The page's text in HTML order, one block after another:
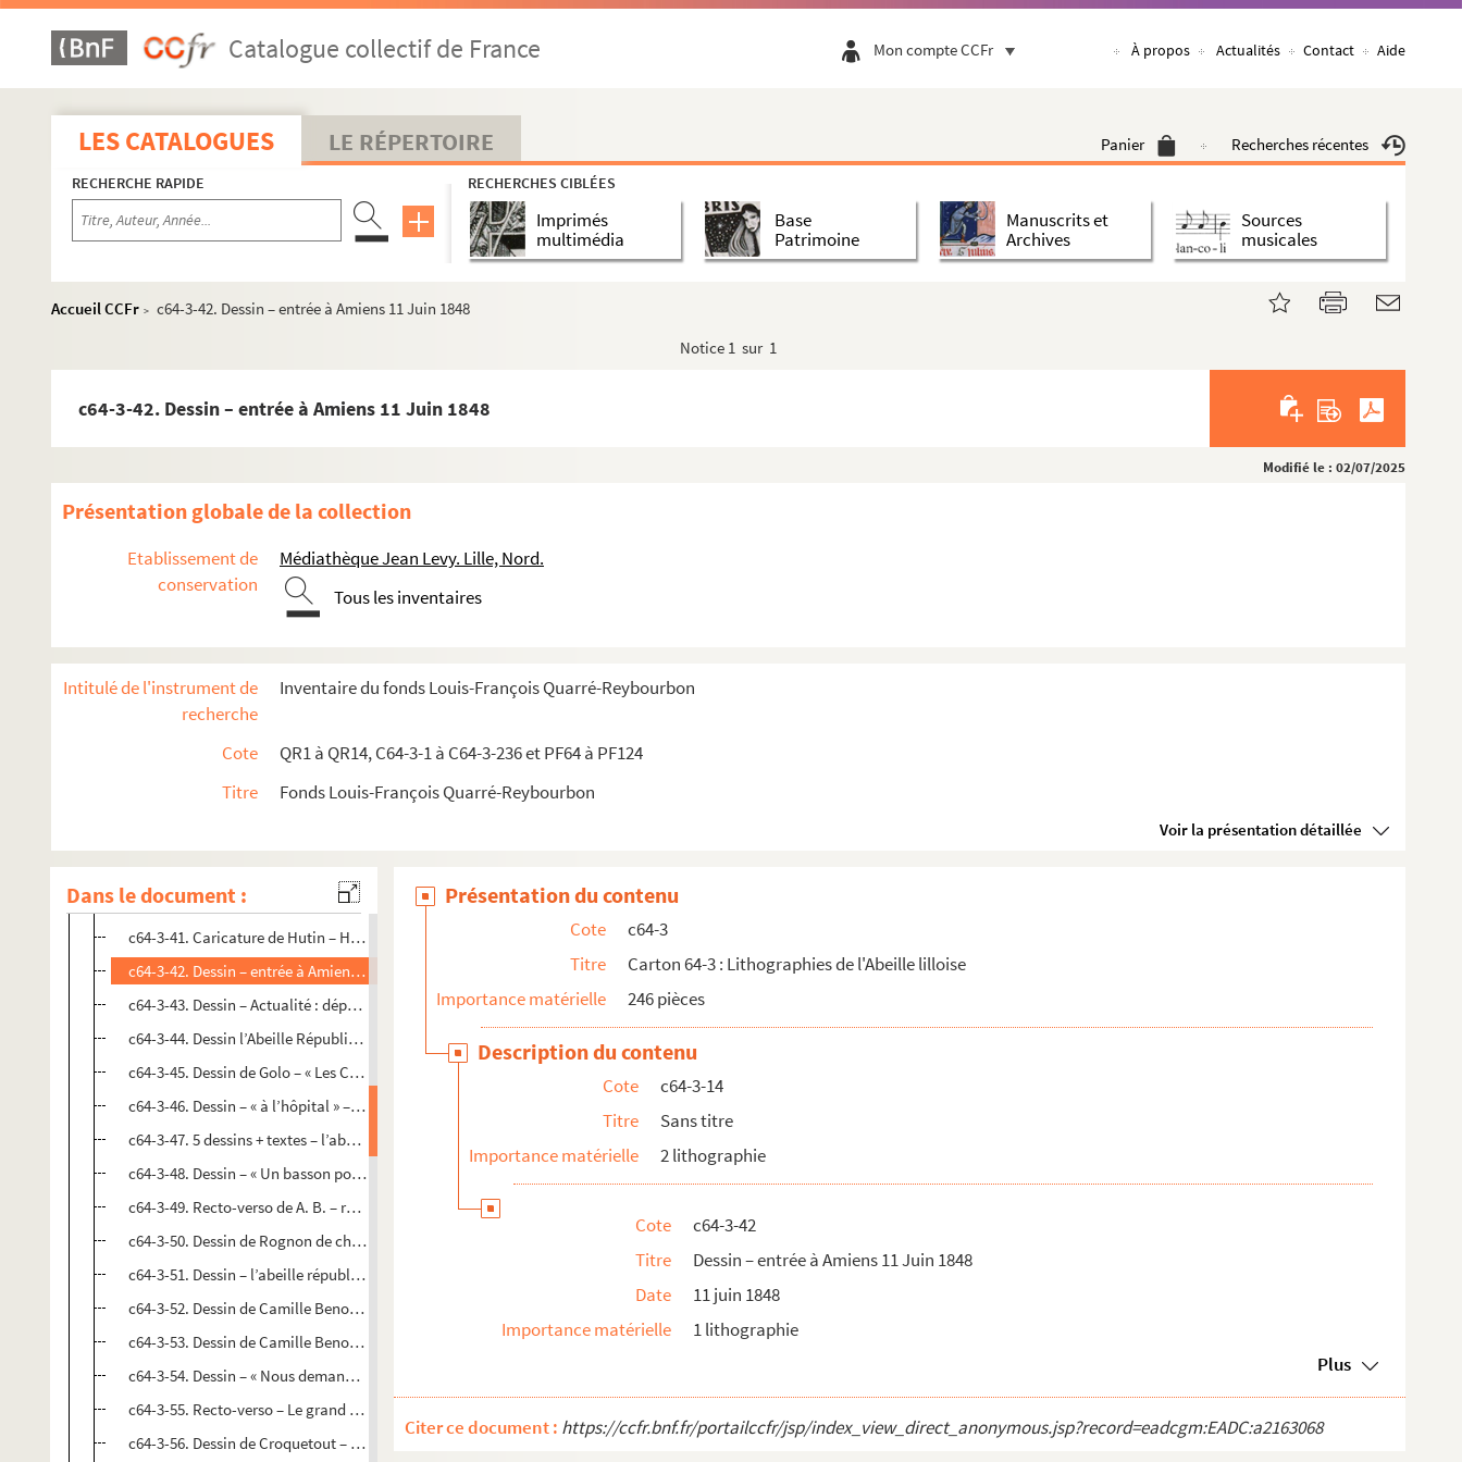
Catalogue collectif de France Mon compte CCFr À propos Actualités Contact Aide
LES CATALOGUES LE RÉPERTOIRE Panier Recherches récentes
RECHERCHE RAPIDE RECHERCHES CIBLÉES
Imprimés
multimédia
Base
Patrimoine
Manuscrits et
Archives
Sources
musicales
Accueil CCFr > c64-3-42. Dessin – entrée à Amiens 11 Juin 1848
Notice 1 sur 1
c64-3-42. Dessin – entrée à Amiens 11 Juin 1848
Modifié le : 02/07/2025
Présentation globale de la collection
Etablissement de
conservation
Médiathèque Jean Levy. Lille, Nord.
Tous les inventaires
Intitulé de l'instrument de
recherche
Inventaire du fonds Louis-François Quarré-Reybourbon
Cote
QR1 à QR14, C64-3-1 à C64-3-236 et PF64 à PF124
Titre
Fonds Louis-François Quarré-Reybourbon
Voir la présentation détaillée
Dans le document :
c64-3-15. Dessin – Organisation de l’ordre judiciaire
c64-3-16. Dessin de Camille Benoit (lith. Bracke)
c64-3-17. 4 dessins – souvenirs du carnaval – Camille Benoit
c64-3-18. 4 dessins – Le bal
c64-3-19. Dessin – « Une fantaisie de Mr. Laroche », dessin de Trognon 1848
c64-3-20. 4 dessins – Un peu de tout
c64-3-21. 2 dessins + textes « Les deux bonnets de coton dégommés »
c64-3-25. Dessin crayon – chat et général « T’es trop p’tit que j’te dis »
c64-3-28. Dessin + texte – « grand revue du Général Chamaillard » de Trognon de chou
c64-3-30. Dessin – « Belle tête mais de cervelle point ». De C. B.
c64-3-31. Dessin de Croquetout – « Les carcans »
c64-3-33. Caricature crayon de C. B. homme barbu écrasant du pied les insignes royaux et tenant dans la main u...
c64-3-34. Dessin crayon de Mallina – homme parlant avec une concierge Mme Laizardé
c64-3-36. Dessin – L’abeille républicaine – Le gamin de Paris de M. A. – 23 et 24 Février 1848
c64-3-37. Dessin – Barbe bleue de A. Barre
c64-3-39. Caricature – Société Lilloise – un chef de section de Julio
c64-3-40. Dessin de C. B. Don Quichotte Bugenar marchant sur l’Assemblée Nationale
c64-3-41. Caricature de Hutin – Homme jouant du xylophone
c64-3-42. Dessin – entrée à Amiens 11 Juin 1848
c64-3-43. Dessin – Actualité : départ du dimanche 6 Août
c64-3-44. Dessin l’Abeille Républicaine, 24 Février 1848, lith. de Bracke
c64-3-45. Dessin de Golo – « Les Collégiens », lith. Bracke
c64-3-46. Dessin – « à l’hôpital » – l’abeille lilloise
c64-3-47. 5 dessins + textes – l’abeille républicaine de B. A. 1848 – 3 têtes couronnées
c64-3-48. Dessin – « Un basson pour une basse taille »
c64-3-49. Recto-verso de A. B. – recto : l’abeille républicaine poire ou clou... – verso : annonces et avis di...
c64-3-50. Dessin de Rognon de chou 1848` – recto : élèves de l’hôpital militaire de Lille. – verso : annonces ...
c64-3-51. Dessin – l’abeille républicaine « la bosse de satisfaction », verso : annonces diverses
c64-3-52. Dessin de Camille Benoît – « Impression de voyage »
c64-3-53. Dessin de Camille Benoît – Soldats « Diable 25 frs... permettre de cultiver Bacchus et l’amour »
c64-3-54. Dessin – « Nous demandons à être vivandière, mais par l’élection »
c64-3-55. Recto-verso – Le grand départ de l’empereur Casse cou, verso : annonces diverses
c64-3-56. Dessin de Croquetout – Une visite à Lommelet, verso : annonces diverses
Présentation du contenu
Cote
c64-3
Titre
Carton 64-3 : Lithographies de l'Abeille lilloise
Importance matérielle
246 pièces
Description du contenu
Cote
c64-3-14
Titre
Sans titre
Importance matérielle
2 lithographie
Cote
c64-3-42
Titre
Dessin – entrée à Amiens 11 Juin 1848
Date
11 juin 1848
Importance matérielle
1 lithographie
Plus
Citer ce document : https://ccfr.bnf.fr/portailccfr/jsp/index_view_direct_anonymous.jsp?record=eadcgm:EADC:a2163068